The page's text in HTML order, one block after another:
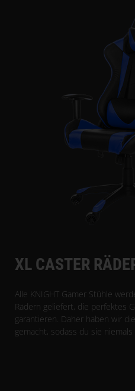
XL CASTER
Alle KNIGHT Gamer Stühle
Rädern geliefert, die perfektes
garantieren. Daher haben wir
gemacht, sodass du sie